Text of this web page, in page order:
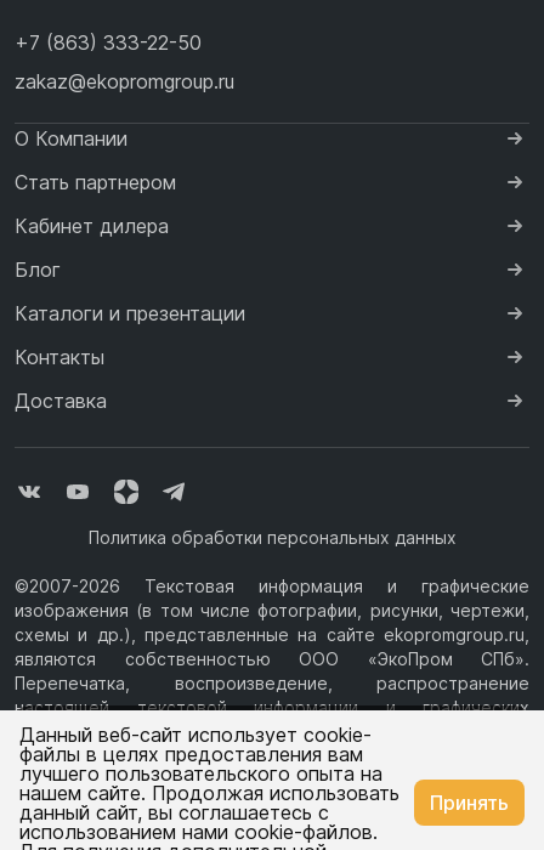
+7 (863) 333-22-50
zakaz@ekopromgroup.ru
О Компании
Стать партнером
Кабинет дилера
Блог
Каталоги и презентации
Контакты
Доставка
Политика обработки персональных данных
©2007-2026 Текстовая информация и графические
изображения (в том числе фотографии, рисунки, чертежи,
схемы и др.), представленные на сайте ekopromgroup.ru,
являются собственностью ООО «ЭкоПром СПб».
Перепечатка, воспроизведение, распространение
настоящей текстовой информации и графических
изображений с Сайта возможны только с письменного
разрешения ООО «ЭкоПром СПб» (ИНН 7814376069, ОГРН
1077847433730, Юридический адрес: 194044, г. Санкт-
Петербург, ул.Чугунная, д.14, литера М.) Информация на
сайте ekopromgroup.ru не является публичной офертой.
Ваш город —Ростов-на-Дону
Изменить Да, всё верно
Данный веб-сайт использует cookie-
файлы в целях предоставления вам
лучшего пользовательского опыта на
нашем сайте. Продолжая использовать
данный сайт, вы соглашаетесь с
использованием нами cookie-файлов.
Принять